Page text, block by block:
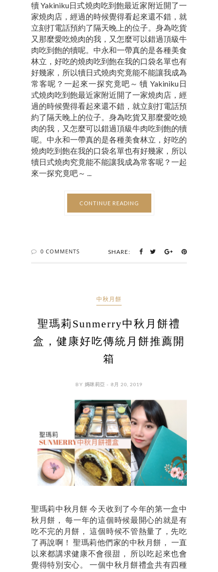
犢 Yakiniku日式燒肉吃到飽最近家附近開了一
家燒肉店，經過的時候覺得看起來還不錯，就
立刻打電話預約了隔天晚上的位子。身為吃貨
又那麼愛吃燒肉的我，又怎麼可以錯過頂級牛
肉吃到飽的犢呢。中永和一帶真的是各種美食
林立，好吃的燒肉吃到飽在我的口袋名單也有
好幾家，所以犢日式燒肉究竟能不能讓我成為
常客呢？一起來一探究竟吧～ 犢 Yakiniku日
式燒肉吃到飽最近家附近開了一家燒肉店，經
過的時候覺得看起來還不錯，就立刻打電話預
約了隔天晚上的位子。身為吃貨又那麼愛吃燒
肉的我，又怎麼可以錯過頂級牛肉吃到飽的犢
呢。中永和一帶真的是各種美食林立，好吃的
燒肉吃到飽在我的口袋名單也有好幾家，所以
犢日式燒肉究竟能不能讓我成為常客呢？一起
來一探究竟吧～ ...
CONTINUE READING
0 COMMENTS SHARE:
中秋月餅
聖瑪莉Sunmerry中秋月餅禮
盒，健康好吃傳統月餅推薦開
箱
BY 媽咪莉亞 - 8月 20, 2019
聖瑪莉中秋月餅 今天收到了今年的第一盒中
秋月餅， 每一年的這個時候最開心的就是有
吃不完的月餅， 這個時候不管熱量了，先吃
了再說啊！ 聖瑪莉他們家的中秋月餅， 一直
以來都講求健康不會很甜， 所以吃起來也會
覺得特別安心。 一個中秋月餅禮盒共有四種